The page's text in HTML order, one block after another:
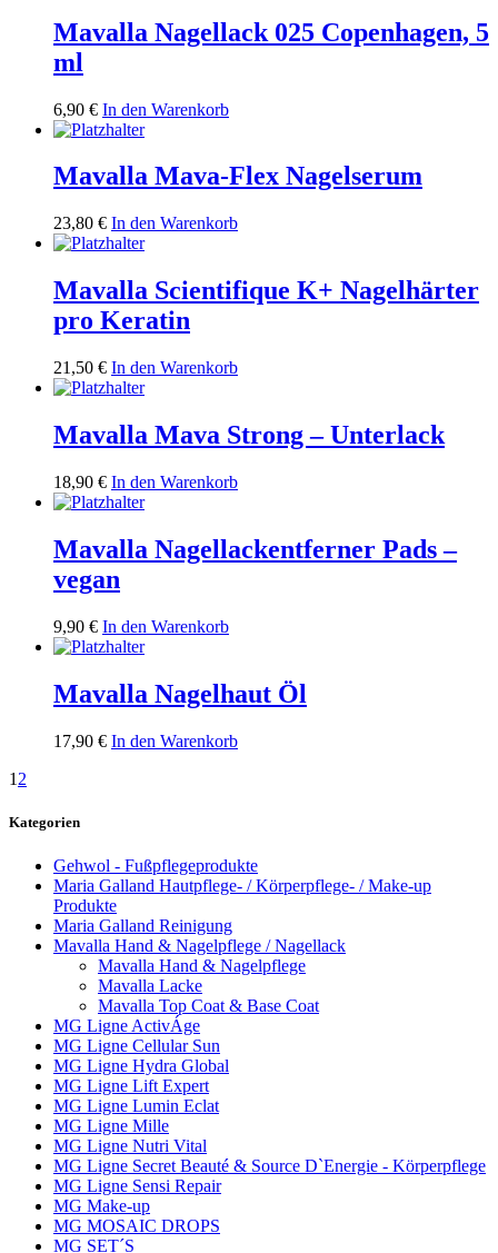
Mavalla Nagellack 025 Copenhagen, 5
ml
6,90 € In den Warenkorb
Mavalla Mava-Flex Nagelserum
23,80 € In den Warenkorb
Mavalla Scientifique K+ Nagelhärter
pro Keratin
21,50 € In den Warenkorb
Mavalla Mava Strong – Unterlack
18,90 € In den Warenkorb
Mavalla Nagellackentferner Pads –
vegan
9,90 € In den Warenkorb
Mavalla Nagelhaut Öl
17,90 € In den Warenkorb
1 2
Kategorien
Gehwol - Fußpflegeprodukte
Maria Galland Hautpflege- / Körperpflege- / Make-up
Produkte
Maria Galland Reinigung
Mavalla Hand & Nagelpflege / Nagellack
Mavalla Hand & Nagelpflege
Mavalla Lacke
Mavalla Top Coat & Base Coat
MG Ligne ActivÁge
MG Ligne Cellular Sun
MG Ligne Hydra Global
MG Ligne Lift Expert
MG Ligne Lumin Eclat
MG Ligne Mille
MG Ligne Nutri Vital
MG Ligne Secret Beauté & Source D`Energie - Körperpflege
MG Ligne Sensi Repair
MG Make-up
MG MOSAIC DROPS
MG SET´S